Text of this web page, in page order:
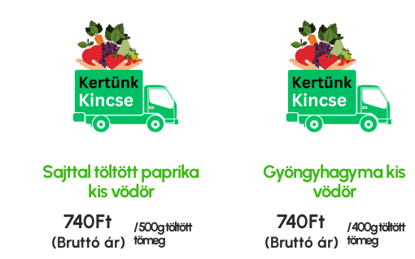
Sajttal töltött paprika
kis vödör
740Ft
(Bruttó ár)
/ 500g töltött
tömeg
Gyöngyhagyma kis
vödör
740Ft
(Bruttó ár)
/ 400g töltött
tömeg